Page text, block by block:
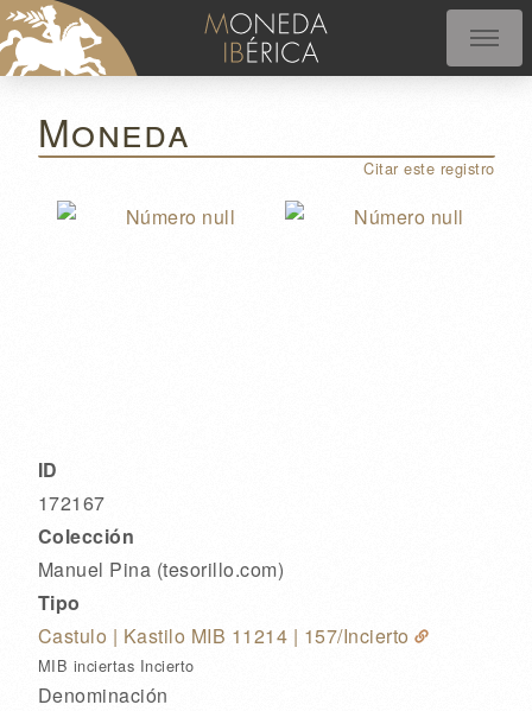
Moneda
Citar este registro
ID
172167
Colección
Manuel Pina (tesorillo.com)
Tipo
Castulo | Kastilo MIB 11214 | 157/Incierto
MIB inciertas Incierto
Denominación